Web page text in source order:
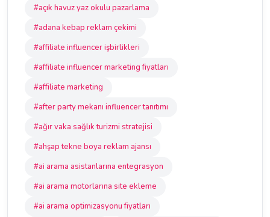
#açık havuz yaz okulu pazarlama
#adana kebap reklam çekimi
#affiliate influencer işbirlikleri
#affiliate influencer marketing fiyatları
#affiliate marketing
#after party mekanı influencer tanıtımı
#ağır vaka sağlık turizmi stratejisi
#ahşap tekne boya reklam ajansı
#ai arama asistanlarına entegrasyon
#ai arama motorlarına site ekleme
#ai arama optimizasyonu fiyatları